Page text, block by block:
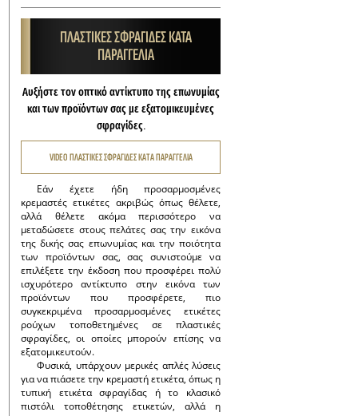
ΠΛΑΣΤΙΚΕΣ ΣΦΡΑΓΙΔΕΣ ΚΑΤΑ
ΠΑΡΑΓΓΕΛΙΑ
Αυξήστε τον οπτικό αντίκτυπο της επωνυμίας
και των προϊόντων σας με εξατομικευμένες
σφραγίδες.
VIDEO ΠΛΑΣΤΙΚΕΣ ΣΦΡΑΓΙΔΕΣ ΚΑΤΑ ΠΑΡΑΓΓΕΛΙΑ
Εάν έχετε ήδη προσαρμοσμένες
κρεμαστές ετικέτες ακριβώς όπως θέλετε,
αλλά θέλετε ακόμα περισσότερο να
μεταδώσετε στους πελάτες σας την εικόνα
της δικής σας επωνυμίας και την ποιότητα
των προϊόντων σας, σας συνιστούμε να
επιλέξετε την έκδοση που προσφέρει πολύ
ισχυρότερο αντίκτυπο στην εικόνα των
προϊόντων που προσφέρετε, πιο
συγκεκριμένα προσαρμοσμένες ετικέτες
ρούχων τοποθετημένες σε πλαστικές
σφραγίδες, οι οποίες μπορούν επίσης να
εξατομικευτούν.
Φυσικά, υπάρχουν μερικές απλές λύσεις
για να πιάσετε την κρεμαστή ετικέτα, όπως η
τυπική ετικέτα σφραγίδας ή το κλασικό
πιστόλι τοποθέτησης ετικετών, αλλά η